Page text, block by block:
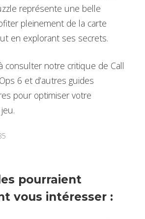
représente une belle
pleinement de la carte
en explorant ses secrets.
consulter notre critique de Call
6 et d’autres guides
pour optimiser votre
pourraient
vous intéresser :